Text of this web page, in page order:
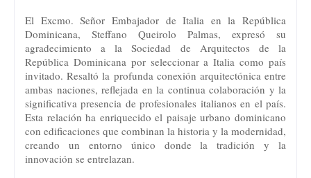
El Excmo. Señor Embajador de Italia en la República
Dominicana, Steffano Queirolo Palmas, expresó su
agradecimiento a la Sociedad de Arquitectos de la
República Dominicana por seleccionar a Italia como país
invitado. Resaltó la profunda conexión arquitectónica entre
ambas naciones, reflejada en la continua colaboración y la
significativa presencia de profesionales italianos en el país.
Esta relación ha enriquecido el paisaje urbano dominicano
con edificaciones que combinan la historia y la modernidad,
creando un entorno único donde la tradición y la
innovación se entrelazan.